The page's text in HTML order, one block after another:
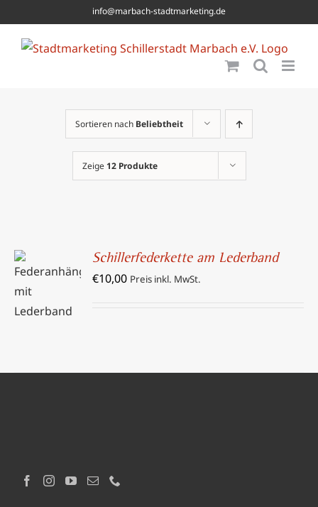
to
content
info@marbach-stadtmarketing.de
Sortieren nach Beliebtheit
Zeige 12 Produkte
IN DEN
WARENKORB
DETAILS
Schillerfederkette am Lederband
€10,00 Preis inkl. MwSt.